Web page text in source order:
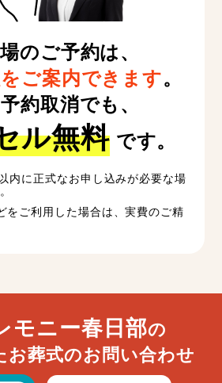
のご予約は、
ご案内できます。
約取消でも、
ル無料です。
内に正式なお申し込みが必要な場
をご利用した場合は、実費のご精
モニー春日部の
お葬式のお問い合わせ